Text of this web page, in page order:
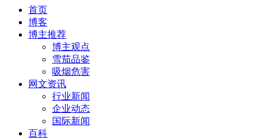
首页
博客
博主推荐
博主观点
雪茄品鉴
吸烟危害
网文资讯
行业新闻
企业动态
国际新闻
百科